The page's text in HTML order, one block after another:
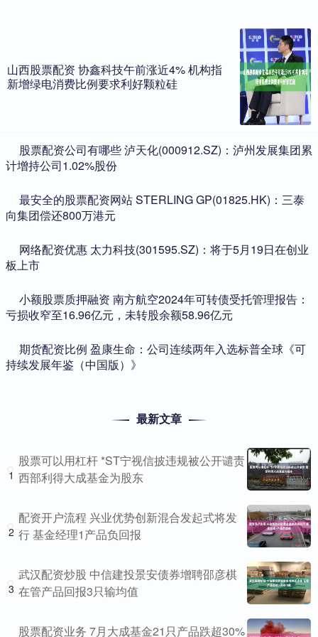
山西股票配资 协鑫科技午前涨近4% 机构指
新增绿电消费比例要求利好颗粒硅
​股票配资公司有哪些 泸天化(000912.SZ)：泸州发展集团累
计增持公司1.02%股份
​最安全的股票配资网站 STERLING GP(01825.HK)：三泰
向集团偿还800万港元
​网络配资优惠 太力科技(301595.SZ)：将于5月19日在创业
板上市
​小额股票质押融资 南方航空2024年可转债受托管理报告：
亏损收窄至16.96亿元，未转股余额58.96亿元
​期货配资比例 盈康生命：公司连续两年入选标普全球《可
持续发展年鉴（中国版）》
最新文章
1
股票可以用杠杆 *ST宁视信披违规被公开谴责
西部利得大成基金为股东
2
配资开户流程 兴业优势创新混合发起式将发
行 基金经理1产品负回报
3
武汉配资炒股 中信建投景安债券增聘邵彦棋
在管产品回报3只输均值
股票配资业务 7月大成基金21只产品跌超30%